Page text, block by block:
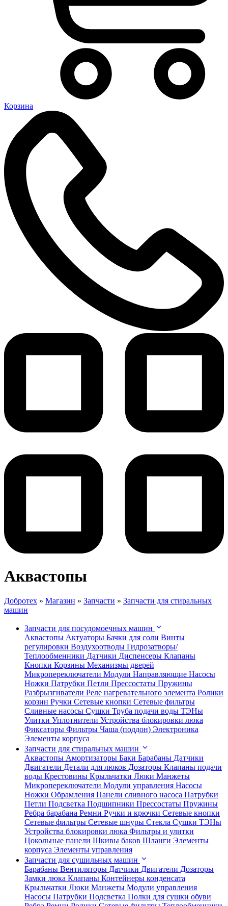
Корзина
Аквастопы
Добротех » Магазин » Запчасти » Запчасти для стиральных
машин
Запчасти для посудомоечных машин
Аквастопы Актуаторы Бачки для соли Винты
регулировки Воздухоотводы Гидрозатворы/
Теплообменники Датчики Диспенсеры Клапаны
Кнопки Корзины Механизмы дверей
Микропереключатели Модули Направляющие Насосы
Ножки Патрубки Петли Прессостаты Пружины
Разбрызгиватели Реле нагревательного элемента Ролики
корзин Ручки Сетевые кнопки Сетевые фильтры
Сливные насосы Сушки Труба подачи воды ТЭНы
Улитки Уплотнители Устройства блокировки люка
Фиксаторы Фильтры Чаша (поддон) Электроника
Элементы корпуса
Запчасти для стиральных машин
Аквастопы Амортизаторы Баки Барабаны Датчики
Двигатели Детали для люков Дозаторы Клапаны подачи
воды Крестовины Крыльчатки Люки Манжеты
Микропереключатели Модули управления Насосы
Ножки Обрамления Панели сливного насоса Патрубки
Петли Подсветка Подшипники Прессостаты Пружины
Ребра барабана Ремни Ручки и крючки Сетевые кнопки
Сетевые фильтры Сетевые шнуры Стекла Сушки ТЭНы
Устройства блокировки люка Фильтры и улитки
Цокольные панели Шкивы баков Шланги Элементы
корпуса Элементы управления
Запчасти для сушильных машин
Барабаны Вентиляторы Датчики Двигатели Дозаторы
Замки люка Клапаны Контейнеры конденсата
Крыльчатки Люки Манжеты Модули управления
Насосы Патрубки Подсветка Полки для сушки обуви